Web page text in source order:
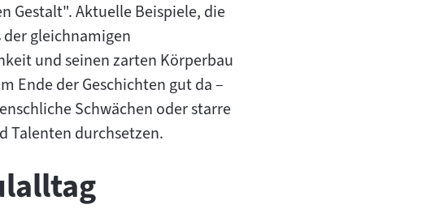
Gestalt". Aktuelle Beispiele, die
gleichnamigen
und seinen zarten Körperbau
Ende der Geschichten gut da –
Schwächen oder starre
Talenten durchsetzen.